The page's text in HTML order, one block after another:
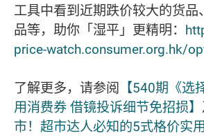
工具中看到近期跌价较大的货品
品等，助你「湿平」更精明：
price-watch.consumer.org.hk/
了解更多，请参阅 【540期《
用消费券 借镜投诉细节免招损】
市！超市达人必知的5式格价实用